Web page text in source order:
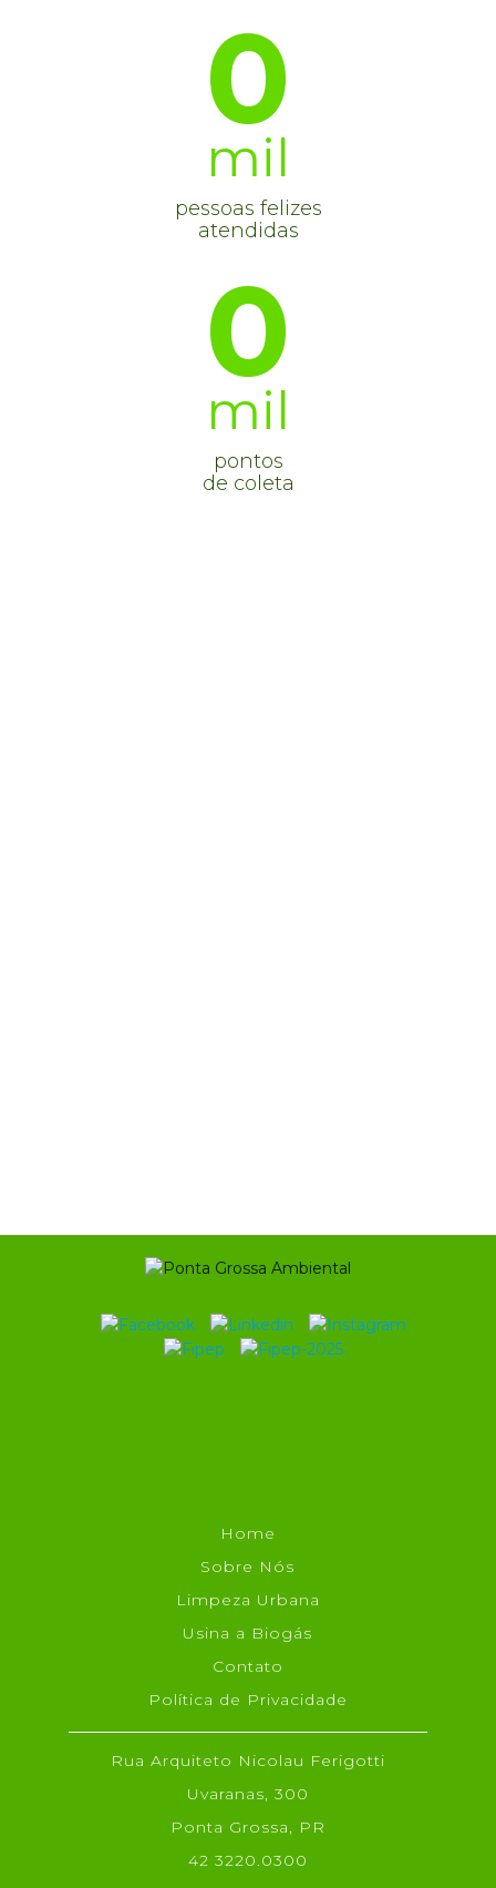
0
mil
pessoas felizes
atendidas
0
mil
pontos
de coleta
Home
Sobre Nós
Limpeza Urbana
Usina a Biogás
Contato
Política de Privacidade
Rua Arquiteto Nicolau Ferigotti
Uvaranas, 300
Ponta Grossa, PR
42 3220.0300